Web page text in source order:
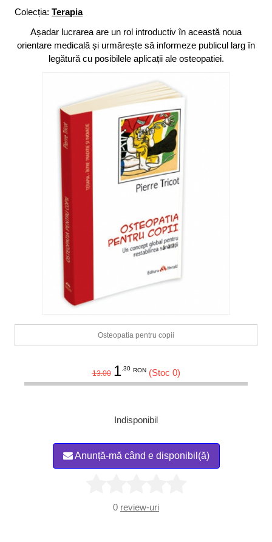
Colecția: Terapia
Așadar lucrarea are un rol introductiv în această noua
orientare medicală și urmărește să informeze publicul larg în
legătură cu posibilele aplicații ale osteopatiei.
Osteopatia pentru copii
13.00 1.30 RON (Stoc 0)
Indisponibil
Anunță-mă când e disponibil(ă)
0 review-uri